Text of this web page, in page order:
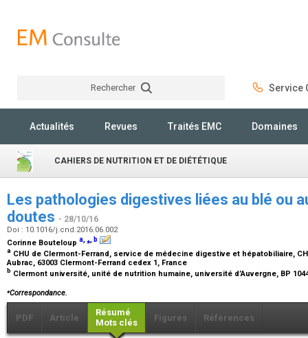
Rechercher Service
Actualités Revues Traités EMC Domaines
CAHIERS DE NUTRITION ET DE DIÉTÉTIQUE
Les pathologies digestives liées au blé ou
doutes - 28/10/16
Doi : 10.1016/j.cnd.2016.06.002
Corinne Bouteloup a,⁎, b
a CHU de Clermont-Ferrand, service de médecine digestive et hépatobiliaire,
Aubrac, 63003 Clermont-Ferrand cedex 1, France
b Clermont université, unité de nutrition humaine, université d’Auvergne, BP
⁎Correspondance.
PDF Article
Résumé
Mots clés
Figures Références